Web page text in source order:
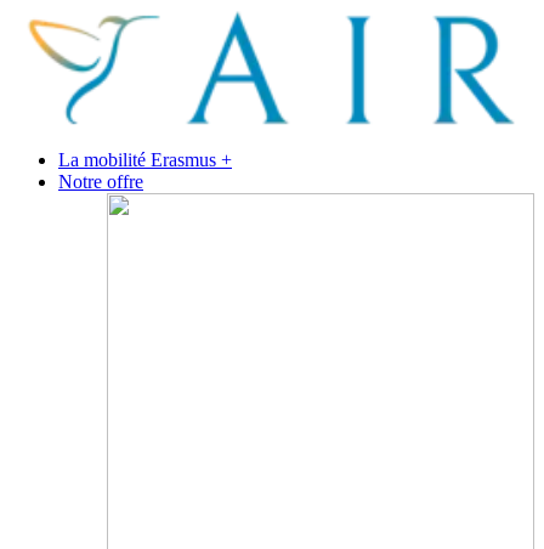
La mobilité Erasmus +
Notre offre